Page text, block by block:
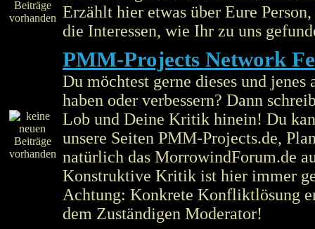
Erzählt hier etwas über Eure
die Interessen, wie Ihr zu uns
PMM-Projects Network
Du möchtest gerne dieses und jenes
haben oder verbessern? Dann
Lob und Deine Kritik hinein! Du
unsere Seiten PMM-Projects.de,
natürlich das MorrowindForum.de
Konstruktive Kritik ist hier immer
Achtung: Konkrete Konfliktlösung
dem Zuständigen Moderator!